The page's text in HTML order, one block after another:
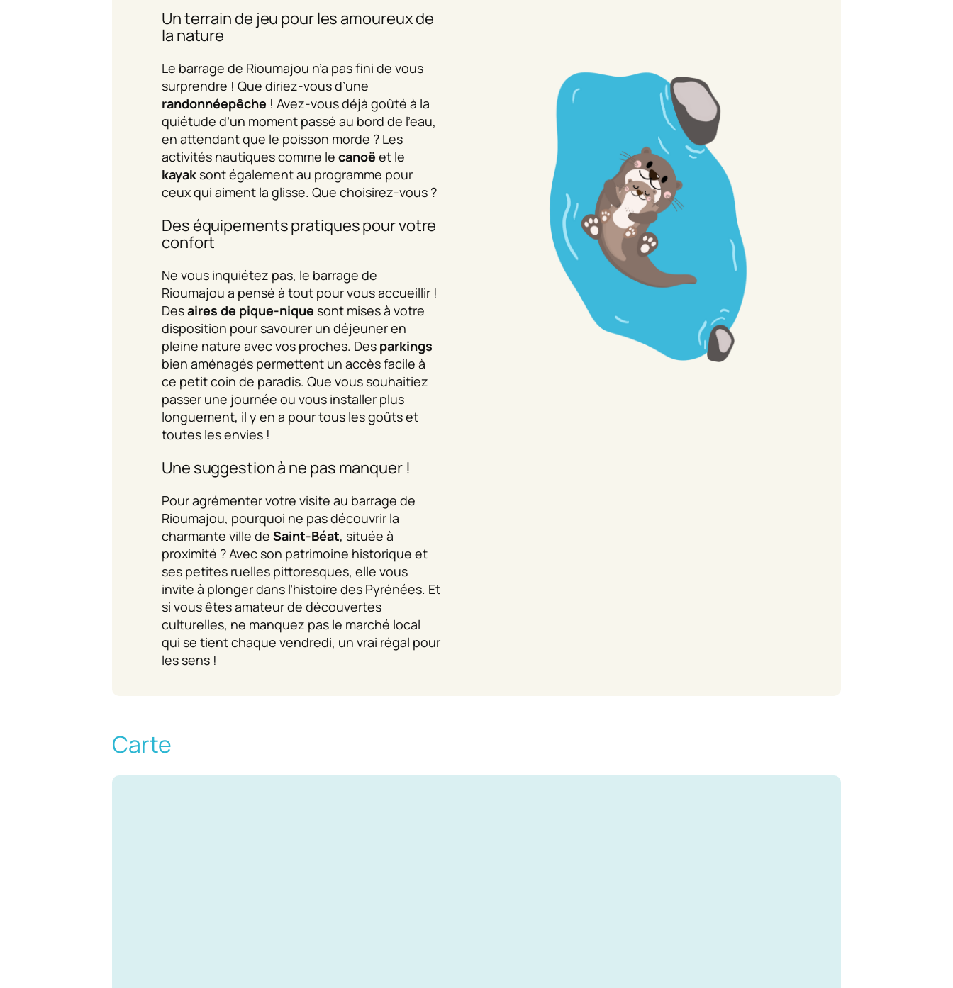
Un terrain de jeu pour les amoureux de
la nature
Le barrage de Rioumajou n’a pas fini de vous
surprendre ! Que diriez-vous d’une
randonnéepêche ! Avez-vous déjà goûté à la
quiétude d’un moment passé au bord de l’eau,
en attendant que le poisson morde ? Les
activités nautiques comme le canoë et le
kayaksont également au programme pour
ceux qui aiment la glisse. Que choisirez-vous ?
Des équipements pratiques pour votre
confort
Ne vous inquiétez pas, le barrage de
Rioumajou a pensé à tout pour vous accueillir !
Desaires de pique-nique sont mises à votre
disposition pour savourer un déjeuner en
pleine nature avec vos proches. Des parkings
bien aménagés permettent un accès facile à
ce petit coin de paradis. Que vous souhaitiez
passer une journée ou vous installer plus
longuement, il y en a pour tous les goûts et
toutes les envies !
Une suggestion à ne pas manquer !
Pour agrémenter votre visite au barrage de
Rioumajou, pourquoi ne pas découvrir la
charmante ville de Saint-Béat, située à
proximité ? Avec son patrimoine historique et
ses petites ruelles pittoresques, elle vous
invite à plonger dans l’histoire des Pyrénées. Et
si vous êtes amateur de découvertes
culturelles, ne manquez pas le marché local
qui se tient chaque vendredi, un vrai régal pour
les sens !
Carte